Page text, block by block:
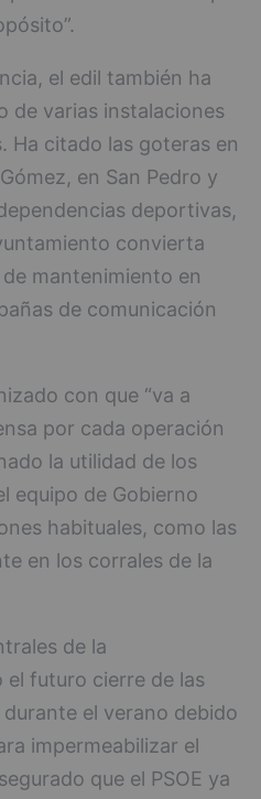
el edil también ha
de varias instalaciones
Ha citado las goteras en
en San Pedro y
deportivas,
convierta
mantenimiento en
de comunicación
con que “va a
por cada operación
la utilidad de los
equipo de Gobierno
habituales, como las
en los corrales de la
de la
el futuro cierre de las
el verano debido
impermeabilizar el
que el PSOE ya